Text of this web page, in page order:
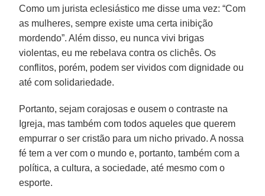
Como um jurista eclesiástico me disse uma vez: “Com
as mulheres, sempre existe uma certa inibição
mordendo”. Além disso, eu nunca vivi brigas
violentas, eu me rebelava contra os clichês. Os
conflitos, porém, podem ser vividos com dignidade ou
até com solidariedade.
Portanto, sejam corajosas e ousem o contraste na
Igreja, mas também com todos aqueles que querem
empurrar o ser cristão para um nicho privado. A nossa
fé tem a ver com o mundo e, portanto, também com a
política, a cultura, a sociedade, até mesmo com o
esporte.